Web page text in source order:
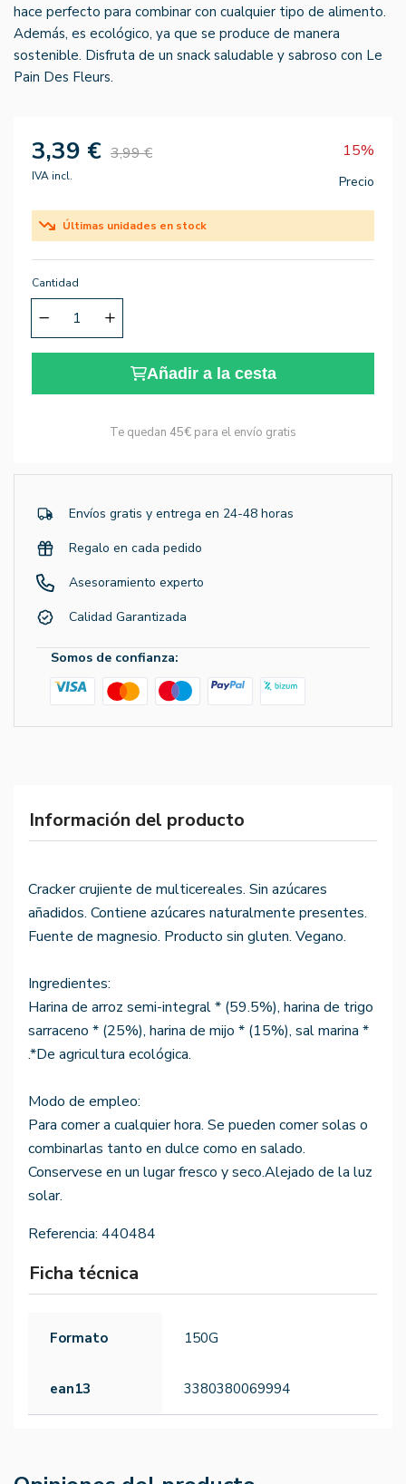
hace perfecto para combinar con cualquier tipo de alimento.
Además, es ecológico, ya que se produce de manera
sostenible. Disfruta de un snack saludable y sabroso con Le
Pain Des Fleurs.
3,39 € 3,99 € 15%
IVA incl. Precio
Últimas unidades en stock
Cantidad
Añadir a la cesta
Te quedan 45€ para el envío gratis
Envíos gratis y entrega en 24-48 horas
Regalo en cada pedido
Asesoramiento experto
Calidad Garantizada
Somos de confianza:
Información del producto
Cracker crujiente de multicereales. Sin azúcares
añadidos. Contiene azúcares naturalmente presentes.
Fuente de magnesio. Producto sin gluten. Vegano.
Ingredientes:
Harina de arroz semi-integral * (59.5%), harina de trigo
sarraceno * (25%), harina de mijo * (15%), sal marina *
.*De agricultura ecológica.
Modo de empleo:
Para comer a cualquier hora. Se pueden comer solas o
combinarlas tanto en dulce como en salado.
Conservese en un lugar fresco y seco.Alejado de la luz
solar.
Referencia: 440484
Ficha técnica
Formato 150G
ean13 3380380069994